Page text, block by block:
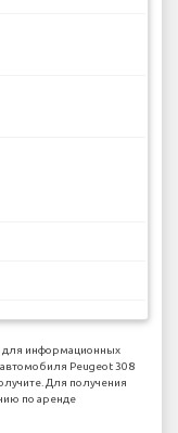
для информационных
Peugeot 308
Для получения
по аренде